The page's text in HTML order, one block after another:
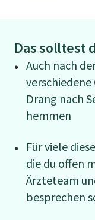
Das solltest
Auch nach
Drang nach
hemmen
Für viele
die du offen
Ärzteteam
besprechen